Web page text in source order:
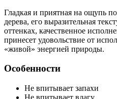
Гладкая и приятная на ощупь
дерева, его выразительная
оттенках, качественное
принесет удовольствие от
«живой» энергией природы.
Особенности
Не впитывает запахи
Не впитывает влагу